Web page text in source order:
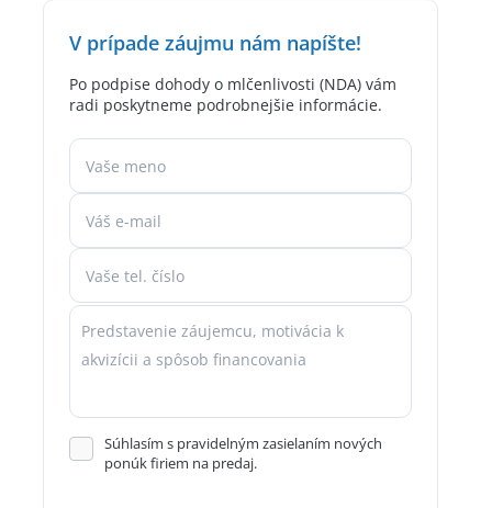
V prípade záujmu nám napíšte!
Po podpise dohody o mlčenlivosti (NDA) vám
radi poskytneme podrobnejšie informácie.
Súhlasím s pravidelným zasielaním nových
ponúk firiem na predaj.